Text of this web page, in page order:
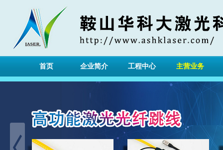
首页 企业简介 工程中心 主营业务